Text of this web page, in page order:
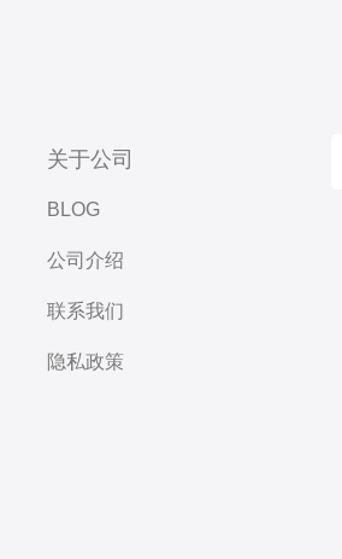
关于公司
BLOG
公司介绍
联系我们
隐私政策